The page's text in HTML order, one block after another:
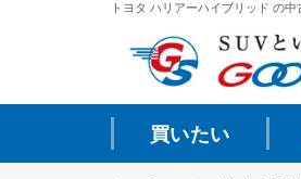
トヨタ ハリアーハイブリッド の
買いたい